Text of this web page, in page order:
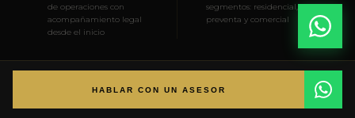
de operaciones con
acompañamiento legal
desde el inicio
segmentos: residencial, terrenos,
preventa y comercial
HABLAR CON UN ASESOR